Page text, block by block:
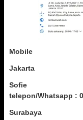
Mobile
Jakarta
Sofie
telepon/Whatsapp :
Surabaya